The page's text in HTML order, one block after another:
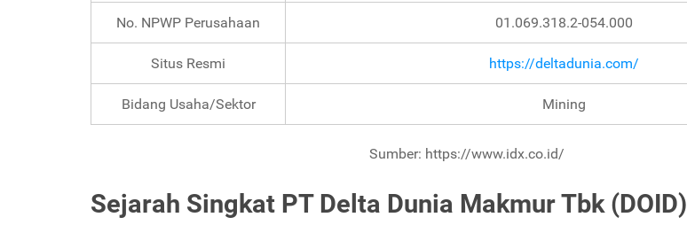
No. NPWP Perusahaan 01.069.318.2-054.000
Situs Resmi https://deltadunia.com/
Bidang Usaha/Sektor Mining
Sumber: https://www.idx.co.id/
Sejarah Singkat PT Delta Dunia Makmur Tbk (DOID)